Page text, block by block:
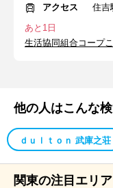
アクセス
住吉
あと1日
生活協同組合コープ
他の人はこんな
ｄｕｌｔｏｎ 武庫之荘
関東の注目エリア